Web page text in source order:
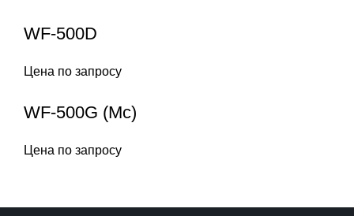
WF-500D
Цена по запросу
WF-500G (Mc)
Цена по запросу